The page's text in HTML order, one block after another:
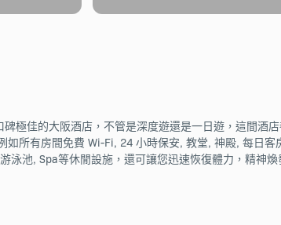
極佳的大阪酒店，不管是深度遊還是一日遊，這間酒
如所有房間免費 Wi-Fi, 24 小時保安, 教堂, 神殿, 每日
泳池, Spa等休閒設施，還可讓您迅速恢復體力，精神